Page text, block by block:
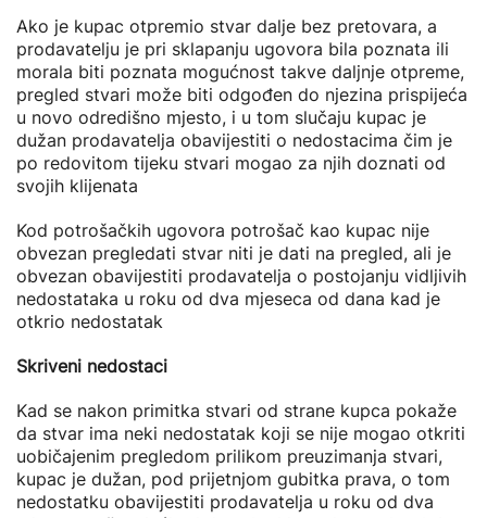
Ako je kupac otpremio stvar dalje bez pretovara, a
prodavatelju je pri sklapanju ugovora bila poznata ili
morala biti poznata mogućnost takve daljnje otpreme,
pregled stvari može biti odgođen do njezina prispijeća
u novo odredišno mjesto, i u tom slučaju kupac je
dužan prodavatelja obavijestiti o nedostacima čim je
po redovitom tijeku stvari mogao za njih doznati od
svojih klijenata
Kod potrošačkih ugovora potrošač kao kupac nije
obvezan pregledati stvar niti je dati na pregled, ali je
obvezan obavijestiti prodavatelja o postojanju vidljivih
nedostataka u roku od dva mjeseca od dana kad je
otkrio nedostatak
Skriveni nedostaci
Kad se nakon primitka stvari od strane kupca pokaže
da stvar ima neki nedostatak koji se nije mogao otkriti
uobičajenim pregledom prilikom preuzimanja stvari,
kupac je dužan, pod prijetnjom gubitka prava, o tom
nedostatku obavijestiti prodavatelja u roku od dva